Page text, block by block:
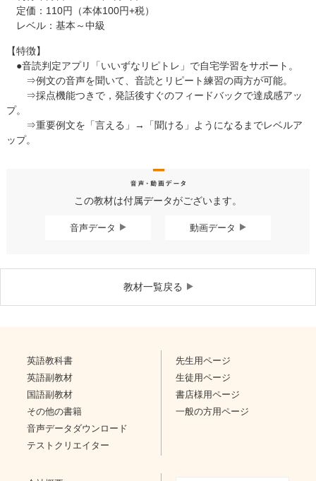
定価：110円（本体100円+税）
レベル：基本～中級
【特徴】
●音読判定アプリ「いいずなリピトレ」で自宅学習をサポート。
⇒例文の音声を聞いて、音読とリピート練習の両方が可能。
⇒採点機能つきで，発話後すぐのフィードバックで達成感アッ
プ。
⇒重要例文を「言える」→「聞ける」ようになるまでレベルア
ップ。
この教材は付属データがございます。
音声データ 動画データ
教材一覧戻る
英語教科書
英語副教材
国語副教材
その他の書籍
音声データダウンロード
テストクリエイター
先生用ページ
生徒用ページ
書店様用ページ
一般の方用ページ